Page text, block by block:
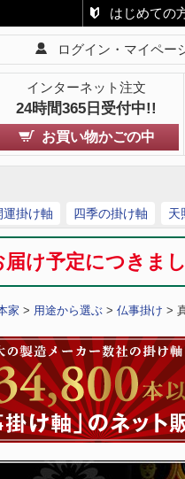
はじめての
ログイン・マイペー
インターネット注文
24時間365日受付中!!
お買い物かごの中
運掛け軸 四季の掛け軸 天
届け予定につき
家 > 用途から選ぶ > 仏事掛け >